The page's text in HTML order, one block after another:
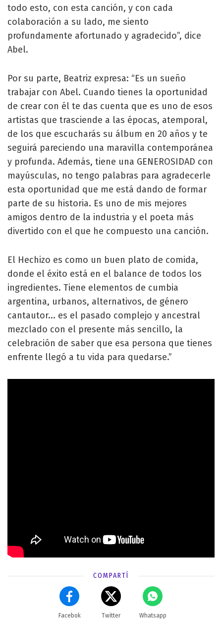
todo esto, con esta canción, y con cada
colaboración a su lado, me siento
profundamente afortunado y agradecido”, dice
Abel.
Por su parte, Beatriz expresa: “Es un sueño
trabajar con Abel. Cuando tienes la oportunidad
de crear con él te das cuenta que es uno de esos
artistas que trasciende a las épocas, atemporal,
de los que escucharás su álbum en 20 años y te
seguirá pareciendo una maravilla contemporánea
y profunda. Además, tiene una GENEROSIDAD con
mayúsculas, no tengo palabras para agradecerle
esta oportunidad que me está dando de formar
parte de su historia. Es uno de mis mejores
amigos dentro de la industria y el poeta más
divertido con el que he compuesto una canción.
El Hechizo es como un buen plato de comida,
donde el éxito está en el balance de todos los
ingredientes. Tiene elementos de cumbia
argentina, urbanos, alternativos, de género
cantautor... es el pasado complejo y ancestral
mezclado con el presente más sencillo, la
celebración de saber que esa persona que tienes
enfrente llegó a tu vida para quedarse.”
COMPARTÍ
Facebok Twitter Whatsapp